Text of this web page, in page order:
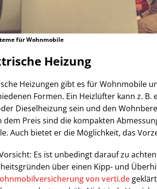
für Wohnmobile
Heizung
Heizungen gibt es für Wohnmobile
Formen. Ein Heizlüfter kann z.
Dieselheizung sein und den
dem Preis sind die kompakten
Auch bietet er die Möglichkeit, das
Es ist unbedingt darauf zu
über einen Kipp- und
von verti.de